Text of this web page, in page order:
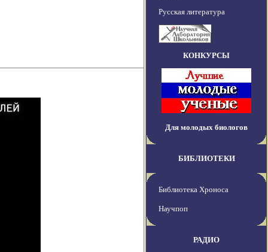
Русская литература
КОНКУРСЫ
Для молодых биологов
БИБЛИОТЕКИ
Библиотека Хроноса
Научпоп
РАДИО